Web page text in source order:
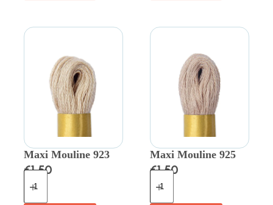
Maxi Mouline 923
€1.50
Maxi Mouline 925
€1.50